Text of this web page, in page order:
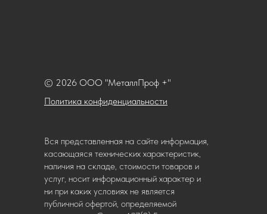
Политика конфиденциальности
© 2026 ООО "МеталлПроф +"
Вся представленная на сайте информация,
касающаяся технических характеристик,
наличия на складе, стоимости товаров и
услуг, носит информационный характер и
ни при каких условиях не является
публичной офертой, определяемой